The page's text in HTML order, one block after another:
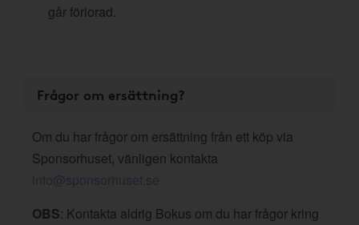
går förlorad.
Frågor om ersättning?
Om du har frågor om ersättning från ett köp via
Sponsorhuset, vänligen kontakta
info@sponsorhuset.se
OBS: Kontakta aldrig Bokus om du har frågor kring